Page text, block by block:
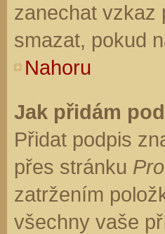
zanechat vzkaz
smazat, pokud
Nahoru
Jak přidám
Přidat podpis
přes stránku
zatržením
všechny vaše